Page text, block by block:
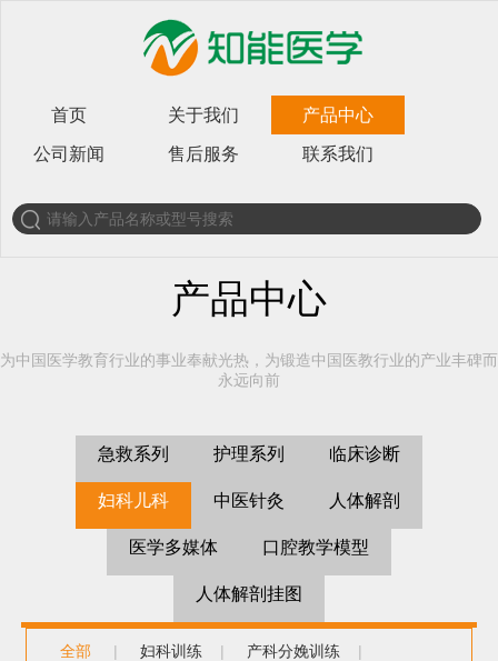
首页 关于我们 产品中心
公司新闻 售后服务 联系我们
产品中心
为中国医学教育行业的事业奉献光热，为锻造中国医教行业的产业丰碑而
永远向前
急救系列 护理系列 临床诊断
妇科儿科 中医针灸 人体解剖
医学多媒体 口腔教学模型
人体解剖挂图
全部 | 妇科训练 | 产科分娩训练 |